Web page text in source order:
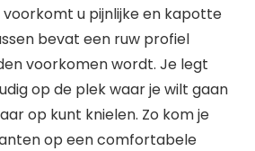
u pijnlijke en kapotte
bevat een ruw profiel
voorkomen wordt. Je legt
op de plek waar je wilt gaan
op kunt knielen. Zo kom je
op een comfortabele